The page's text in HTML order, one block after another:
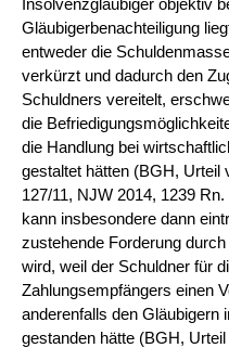
Insolvenzgläubiger objektiv
Gläubigerbenachteiligung
entweder die
verkürzt und dadurch den
Schuldners vereitelt,
die
die Handlung bei
gestaltet hätten (BGH, Urteil
127/11, NJW 2014, 1239
kann insbesondere dann
zustehende Forderung
wird, weil der Schuldner für
Zahlungsempfängers einen
anderenfalls den Gläubigern
gestanden hätte (BGH,